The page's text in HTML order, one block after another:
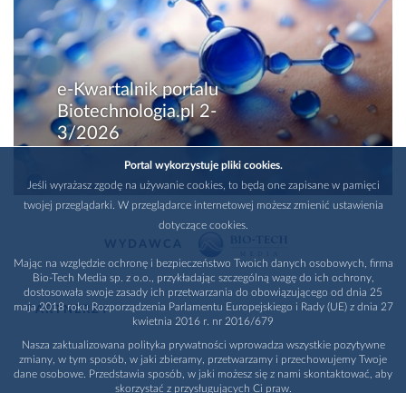
e-Kwartalnik portalu
Biotechnologia.pl 2-
3/2026
PARTNERZY
Portal wykorzystuje pliki cookies.
Jeśli wyrażasz zgodę na używanie cookies, to będą one zapisane w pamięci
twojej przeglądarki. W przeglądarce internetowej możesz zmienić ustawienia
dotyczące cookies.
Mając na względzie ochronę i bezpieczeństwo Twoich danych osobowych, firma
Bio-Tech Media sp. z o.o., przykładając szczególną wagę do ich ochrony,
dostosowała swoje zasady ich przetwarzania do obowiązującego od dnia 25
maja 2018 roku Rozporządzenia Parlamentu Europejskiego i Rady (UE) z dnia 27
kwietnia 2016 r. nr 2016/679
Nasza zaktualizowana polityka prywatności wprowadza wszystkie pozytywne
zmiany, w tym sposób, w jaki zbieramy, przetwarzamy i przechowujemy Twoje
dane osobowe. Przedstawia sposób, w jaki możesz się z nami skontaktować, aby
skorzystać z przysługujących Ci praw.